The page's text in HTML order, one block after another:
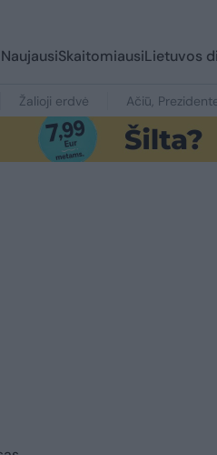
NaujausiSkaitomiausiLietuvos
Žalioji erdvė Ačiū,